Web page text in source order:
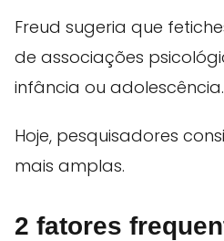
Freud sugeria que
de associações
infância ou adolescência.
Hoje, pesquisadores
mais amplas.
2 fatores